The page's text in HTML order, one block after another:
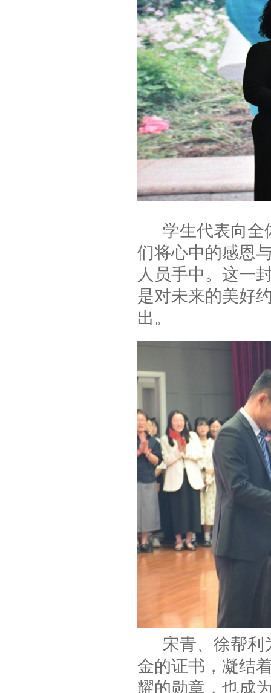
学生代表向全
们将心中的感恩
人员手中。这一
是对未来的美好
出。​
宋青、徐帮利
金的证书，凝结
耀的勋章，也成